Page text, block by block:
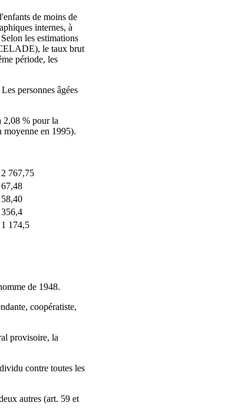
de moins de
internes, à
les estimations
le taux brut
période, les
personnes âgées
2,08 % pour la
moyenne en 1995).
2 767,75
67,48
58,40
356,4
1 174,5
de 1948.
coopératiste,
provisoire, la
contre toutes les
autres (art. 59 et